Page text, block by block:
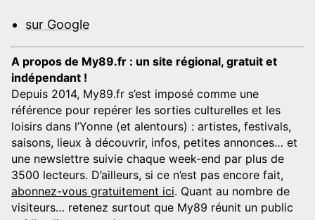
sur Google
A propos de My89.fr : un site régional, gratuit et
indépendant !
Depuis 2014, My89.fr s’est imposé comme une
référence pour repérer les sorties culturelles et les
loisirs dans l’Yonne (et alentours) : artistes, festivals,
saisons, lieux à découvrir, infos, petites annonces… et
une newslettre suivie chaque week-end par plus de
3500 lecteurs. D’ailleurs, si ce n’est pas encore fait,
abonnez-vous gratuitement ici. Quant au nombre de
visiteurs… retenez surtout que My89 réunit un public